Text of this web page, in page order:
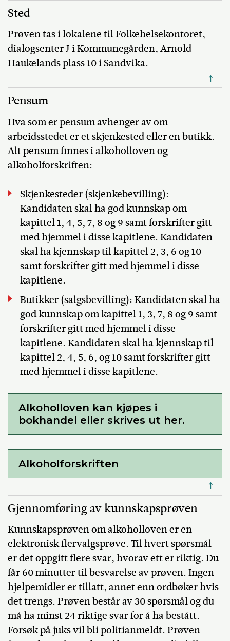
Sted
Prøven tas i lokalene til Folkehelsekontoret,
dialogsenter J i Kommunegården, Arnold
Haukelands plass 10 i Sandvika.
↑
Pensum
Hva som er pensum avhenger av om
arbeidsstedet er et skjenkested eller en butikk.
Alt pensum finnes i alkoholloven og
alkoholforskriften:
Skjenkesteder (skjenkebevilling):
Kandidaten skal ha god kunnskap om
kapittel 1, 4, 5, 7, 8 og 9 samt forskrifter gitt
med hjemmel i disse kapitlene. Kandidaten
skal ha kjennskap til kapittel 2, 3, 6 og 10
samt forskrifter gitt med hjemmel i disse
kapitlene.
Butikker (salgsbevilling): Kandidaten skal ha
god kunnskap om kapittel 1, 3, 7, 8 og 9 samt
forskrifter gitt med hjemmel i disse
kapitlene. Kandidaten skal ha kjennskap til
kapittel 2, 4, 5, 6, og 10 samt forskrifter gitt
med hjemmel i disse kapitlene.
Alkoholloven kan kjøpes i
bokhandel eller skrives ut her.
Alkoholforskriften
↑
Gjennomføring av kunnskapsprøven
Kunnskapsprøven om alkoholloven er en
elektronisk flervalgsprøve. Til hvert spørsmål
er det oppgitt flere svar, hvorav ett er riktig. Du
får 60 minutter til besvarelse av prøven. Ingen
hjelpemidler er tillatt, annet enn ordbøker hvis
det trengs. Prøven består av 30 spørsmål og du
må ha minst 24 riktige svar for å ha bestått.
Forsøk på juks vil bli politianmeldt. Prøven